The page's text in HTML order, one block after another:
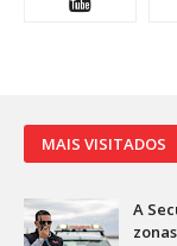
MAIS VISITADOS
A